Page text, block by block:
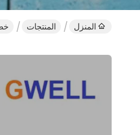
المنزل المنتجات